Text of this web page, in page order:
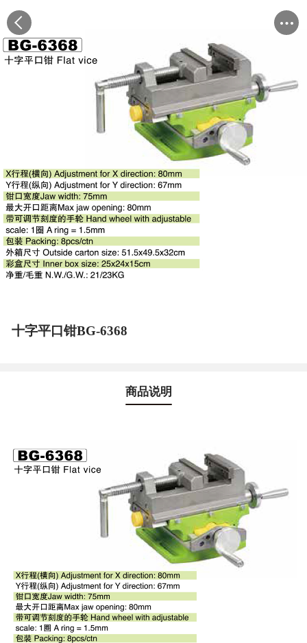
十字平口钳BG-6368
商品说明